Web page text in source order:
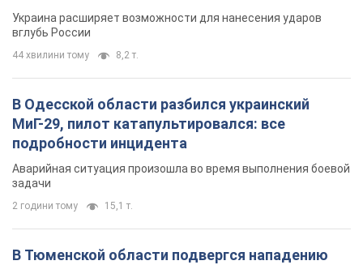
Украина расширяет возможности для нанесения ударов
вглубь России
44 хвилини тому 8,2 т.
В Одесской области разбился украинский
МиГ-29, пилот катапультировался: все
подробности инцидента
Аварийная ситуация произошла во время выполнения боевой
задачи
2 години тому 15,1 т.
В Тюменской области подвергся нападению